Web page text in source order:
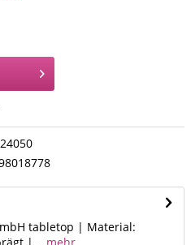
tabletop | Material:
|... mehr